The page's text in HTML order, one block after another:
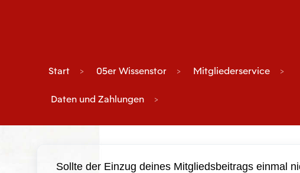
Start 05er Wissenstor Mitgliederservice
Daten und Zahlungen
Sollte der Einzug deines Mitgliedsbeitrags einmal